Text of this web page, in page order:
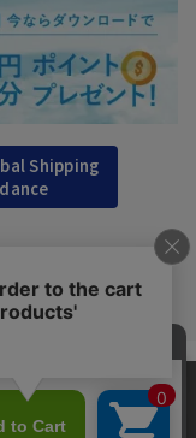
Shipping
表示
採用情報
サイト
ラインナップでご紹介！
メーカー直営ストア
クッ
つい
承諾する
品をカートに入れました